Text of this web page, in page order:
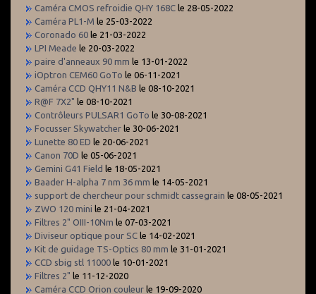
Caméra CMOS refroidie QHY 168C le 28-05-2022
Caméra PL1-M le 25-03-2022
Coronado 60 le 21-03-2022
LPI Meade le 20-03-2022
paire d'anneaux 90 mm le 13-01-2022
iOptron CEM60 GoTo le 06-11-2021
Caméra CCD QHY11 N&B le 08-10-2021
R@F 7X2" le 08-10-2021
Contrôleurs PULSAR1 GoTo le 30-08-2021
Focusser Skywatcher le 30-06-2021
Lunette 80 ED le 20-06-2021
Canon 70D le 05-06-2021
Gemini G41 Field le 18-05-2021
Baader H-alpha 7 nm 36 mm le 14-05-2021
support de chercheur pour schmidt cassegrain le 08-05-2021
ZWO 120 mini le 21-04-2021
Filtres 2" OIII-10Nm le 07-03-2021
Diviseur optique pour SC le 14-02-2021
Kit de guidage TS-Optics 80 mm le 31-01-2021
CCD sbig stl 11000 le 10-01-2021
Filtres 2" le 11-12-2020
Caméra CCD Orion couleur le 19-09-2020